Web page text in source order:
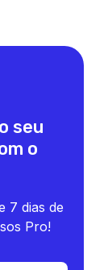
seu
o
7 dias de
Pro!